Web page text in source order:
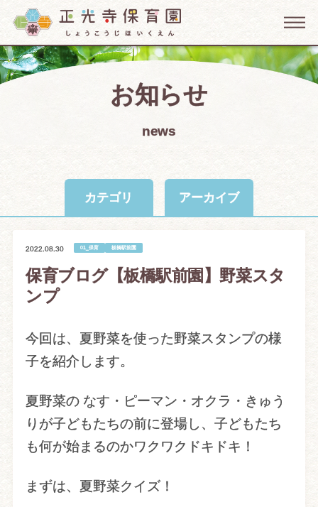
お知らせ
news
カテゴリ アーカイブ
2022.08.30 01_保育 板橋駅前園
保育ブログ【板橋駅前園】野菜スタ
ンプ
今回は、夏野菜を使った野菜スタンプの様
子を紹介します。
夏野菜の なす・ピーマン・オクラ・きゅう
りが子どもたちの前に登場し、子どもたち
も何が始まるのかワクワクドキドキ！
まずは、夏野菜クイズ！